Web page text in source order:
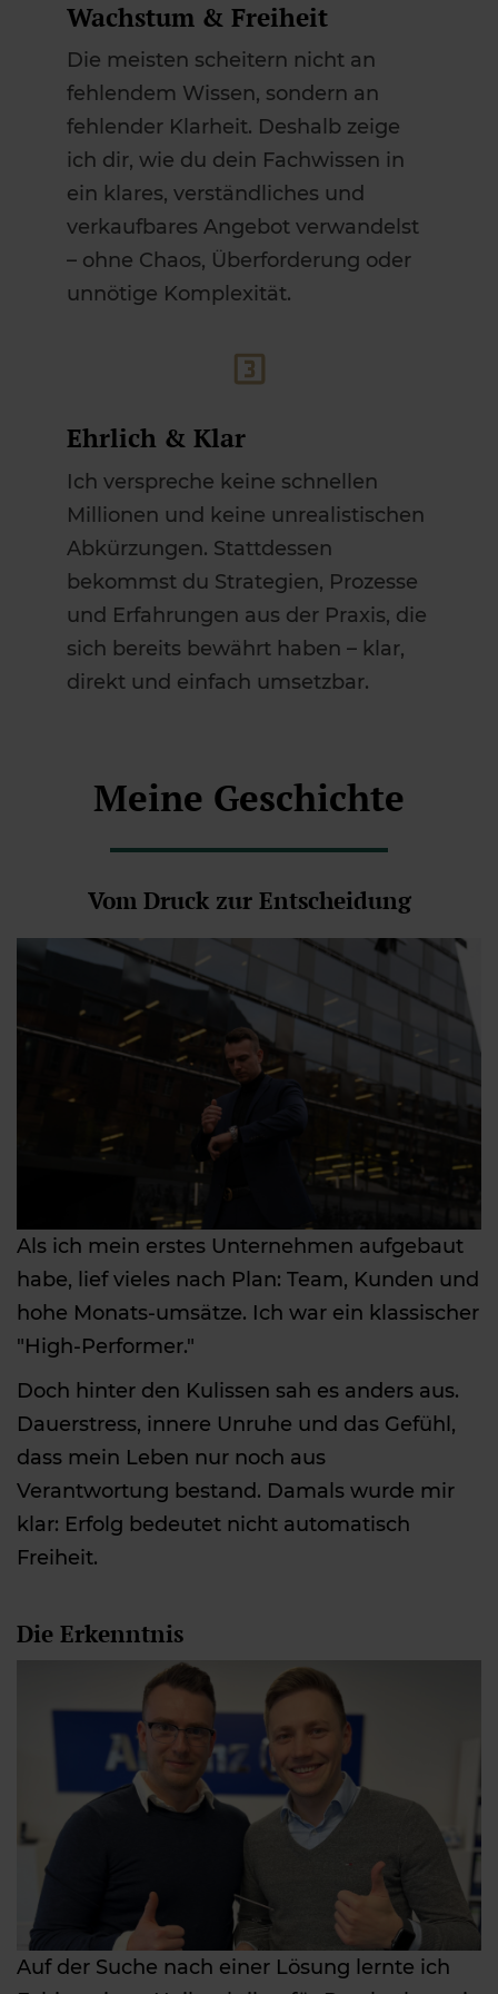
Wachstum & Freiheit
Die meisten scheitern nicht an
fehlendem Wissen, sondern an
fehlender Klarheit. Deshalb zeige
ich dir, wie du dein Fachwissen in
ein klares, verständliches und
verkaufbares Angebot verwandelst
– ohne Chaos, Überforderung oder
unnötige Komplexität.
Ehrlich & Klar
Ich verspreche keine schnellen
Millionen und keine unrealistischen
Abkürzungen. Stattdessen
bekommst du Strategien, Prozesse
und Erfahrungen aus der Praxis, die
sich bereits bewährt haben – klar,
direkt und einfach umsetzbar.
Meine Geschichte
Vom Druck zur Entscheidung
Als ich mein erstes Unternehmen aufgebaut
habe, lief vieles nach Plan: Team, Kunden und
hohe Monats-umsätze. Ich war ein klassischer
"High-Performer."
Doch hinter den Kulissen sah es anders aus.
Dauerstress, innere Unruhe und das Gefühl,
dass mein Leben nur noch aus
Verantwortung bestand. Damals wurde mir
klar: Erfolg bedeutet nicht automatisch
Freiheit.
Die Erkenntnis
Auf der Suche nach einer Lösung lernte ich